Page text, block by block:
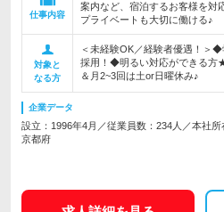
仕事内容
案内など、宿泊するお客様を対
プライベートも大切に働ける♪
対象と
なる方
＜未経験OK／経験者優遇！＞
採用！◆明るい対応ができる方
＆月2~3回は土or日曜休み♪
企業データ
設立：1996年4月／従業員数：234人／本社所
京都府